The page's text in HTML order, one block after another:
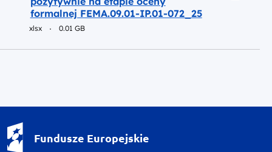
formalnej FEMA.09.01-IP.01-072_25
xlsx 0.01 GB
Fundusze Europejskie